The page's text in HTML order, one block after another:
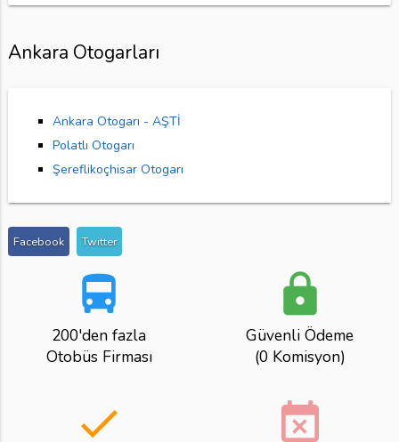
Ankara Otogarları
Ankara Otogarı - AŞTİ
Polatlı Otogarı
Şereflikoçhisar Otogarı
Facebook Twitter
directions_bus
200'den fazla
Otobüs Firması
lock
Güvenli Ödeme
(0 Komisyon)
done event_busy